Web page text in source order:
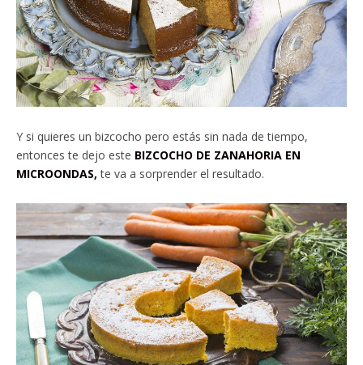
Y si quieres un bizcocho pero estás sin nada de tiempo,
entonces te dejo este BIZCOCHO DE ZANAHORIA EN
MICROONDAS, te va a sorprender el resultado.